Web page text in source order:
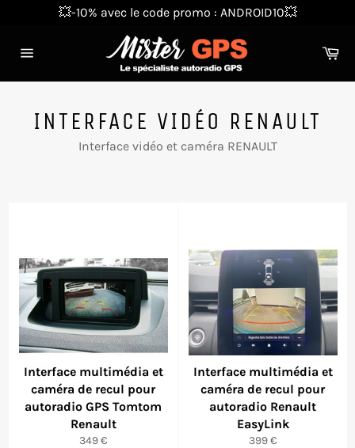
💥-10% avec le code promo : ANDROID10💥
INTERFACE VIDÉO RENAULT
Interface vidéo et caméra RENAULT
Interface multimédia et
caméra de recul pour
autoradio GPS Tomtom
Renault
Prix
349 €
Interface multimédia et
caméra de recul pour
autoradio Renault
EasyLink
Prix
399 €